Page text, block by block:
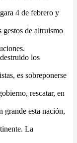
4 de febrero y
gestos de altruismo
los
es sobreponerse
rescatar, en
grande esta nación,
La